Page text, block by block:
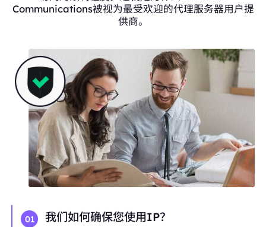
Communications被视为最受欢迎的代理服务器用户提
供商。
01 我们如何确保您使用IP？